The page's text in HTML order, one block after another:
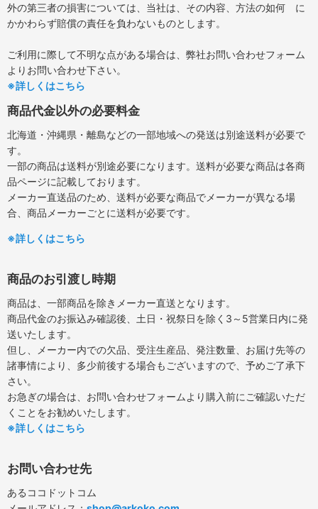
外の第三者の損害については、当社は、その内容、方法の如何 に
かかわらず賠償の責任を負わないものとします。
ご利用に際して不明な点がある場合は、弊社お問い合わせフォーム
よりお問い合わせ下さい。
※詳しくはこちら
商品代金以外の必要料金
北海道・沖縄県・離島などの一部地域への発送は別途送料が必要で
す。
一部の商品は送料が別途必要になります。送料が必要な商品は各商
品ページに記載しております。
メーカー直送品のため、送料が必要な商品でメーカーが異なる場
合、商品メーカーごとに送料が必要です。
※詳しくはこちら
商品のお引渡し時期
商品は、一部商品を除きメーカー直送となります。
商品代金のお振込み確認後、土日・祝祭日を除く3～5営業日内に発
送いたします。
但し、メーカー内での欠品、受注生産品、発注数量、お届け先等の
諸事情により、多少前後する場合もございますので、予めご了承下
さい。
お急ぎの場合は、お問い合わせフォームより購入前にご確認いただ
くことをお勧めいたします。
※詳しくはこちら
お問い合わせ先
あるココドットコム